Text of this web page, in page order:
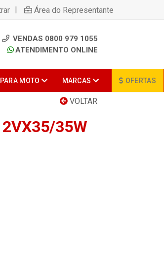
| Área do Representante
VENDAS 0800 979 1055
ATENDIMENTO ONLINE
MOTO MARCAS OFERTAS
VOLTAR
35W